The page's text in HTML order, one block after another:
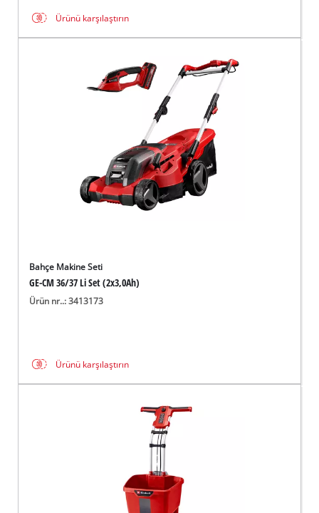
Ürünü karşılaştırın
Bahçe Makine Seti
GE-CM 36/37 Li Set (2x3,0Ah)
Ürün nr..: 3413173
Ürünü karşılaştırın